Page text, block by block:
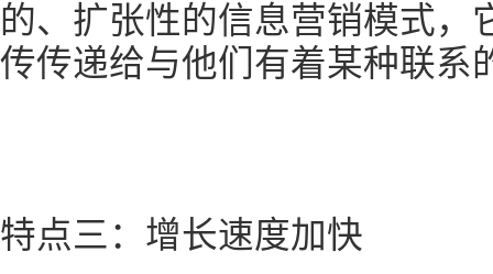
的、扩张性的信息营销模式，
传传递给与他们有着某种联系
特点三：增长速度加快